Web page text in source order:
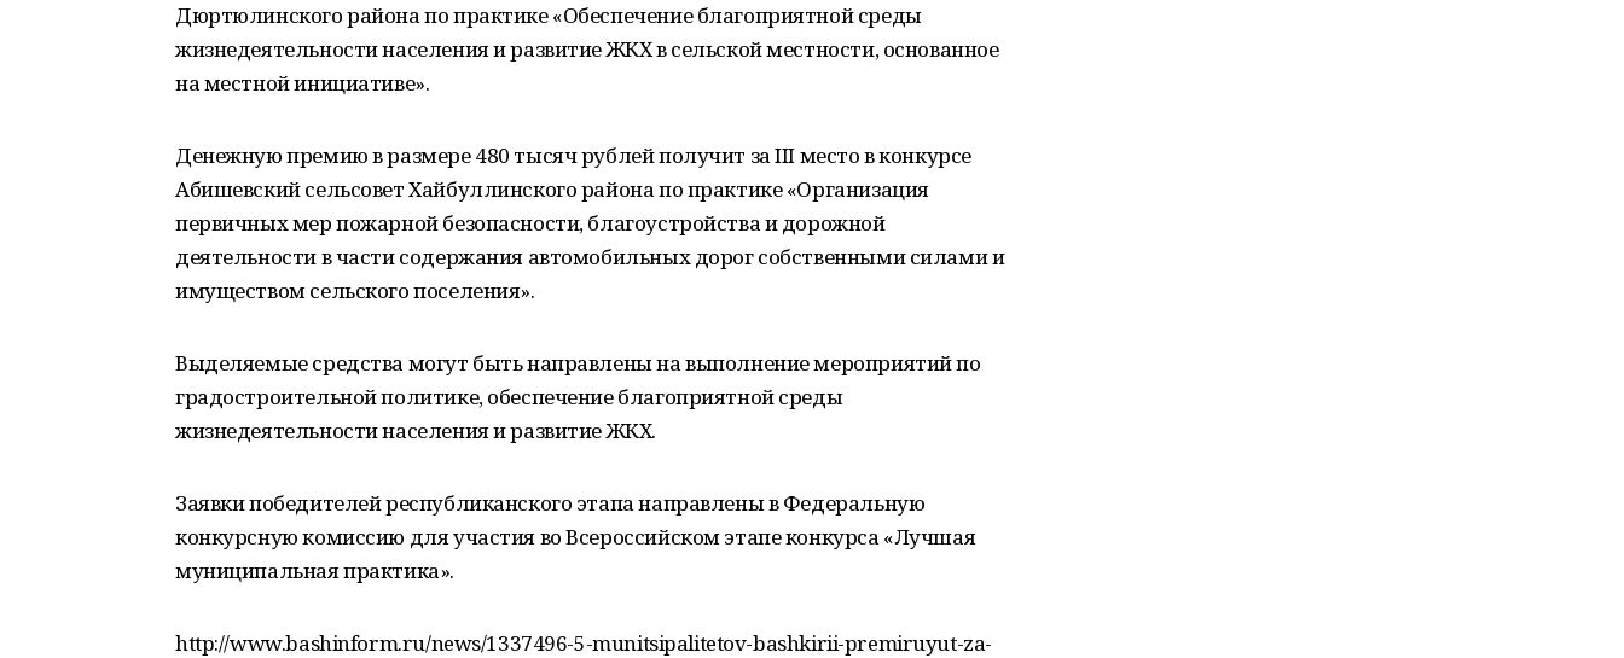
Дюртюлинского района по практике «Обеспечение благоприятной среды
жизнедеятельности населения и развитие ЖКХ в сельской местности, основанное
на местной инициативе».
Денежную премию в размере 480 тысяч рублей получит за III место в конкурсе
Абишевский сельсовет Хайбуллинского района по практике «Организация
первичных мер пожарной безопасности, благоустройства и дорожной
деятельности в части содержания автомобильных дорог собственными силами и
имуществом сельского поселения».
Выделяемые средства могут быть направлены на выполнение мероприятий по
градостроительной политике, обеспечение благоприятной среды
жизнедеятельности населения и развитие ЖКХ.
Заявки победителей республиканского этапа направлены в Федеральную
конкурсную комиссию для участия во Всероссийском этапе конкурса «Лучшая
муниципальная практика».
http://www.bashinform.ru/news/1337496-5-munitsipalitetov-bashkirii-premiruyut-za-